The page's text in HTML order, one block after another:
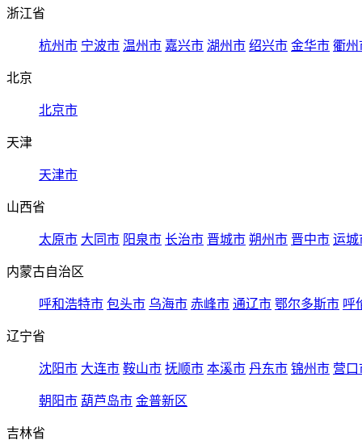
浙江省
杭州市 宁波市 温州市 嘉兴市 湖州市 绍兴市 金华市 衢州
北京
北京市
天津
天津市
山西省
太原市 大同市 阳泉市 长治市 晋城市 朔州市 晋中市 运城
内蒙古自治区
呼和浩特市 包头市 乌海市 赤峰市 通辽市 鄂尔多斯市 呼
辽宁省
沈阳市 大连市 鞍山市 抚顺市 本溪市 丹东市 锦州市 营口
朝阳市 葫芦岛市 金普新区
吉林省